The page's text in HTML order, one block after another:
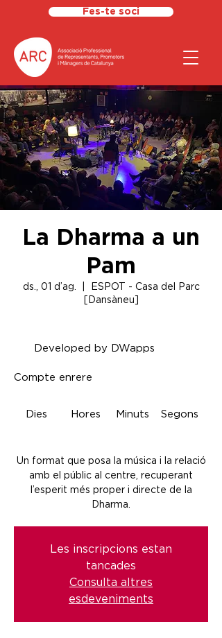
Fes-te soci
La Dharma a un
Pam
ds., 01 d’ag.
ESPOT - Casa del Parc
[Dansàneu]
Segons
Minuts
Hores
Dies
Compte enrere
Developed by DWapps
Un format que posa la música i la relació
amb el públic al centre, recuperant
l’esperit més proper i directe de la
Dharma.
Les inscripcions estan
tancades
Consulta altres
esdeveniments